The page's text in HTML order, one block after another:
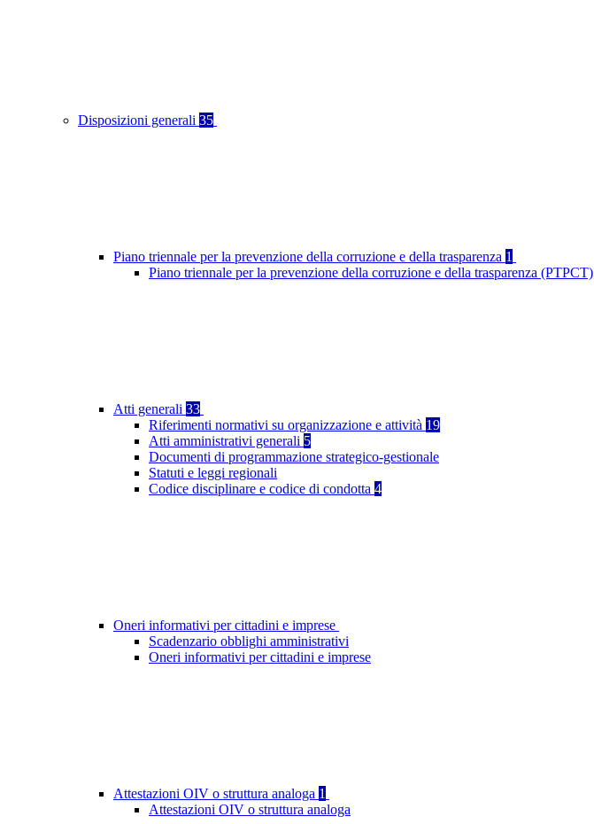
Disposizioni generali 35
Piano triennale per la prevenzione della corruzione e della trasparenza 1
Piano triennale per la prevenzione della corruzione e della trasparenza (PTPCT)
Atti generali 33
Riferimenti normativi su organizzazione e attività 19
Atti amministrativi generali 5
Documenti di programmazione strategico-gestionale
Statuti e leggi regionali
Codice disciplinare e codice di condotta 4
Oneri informativi per cittadini e imprese
Scadenzario obblighi amministrativi
Oneri informativi per cittadini e imprese
Attestazioni OIV o struttura analoga 1
Attestazioni OIV o struttura analoga